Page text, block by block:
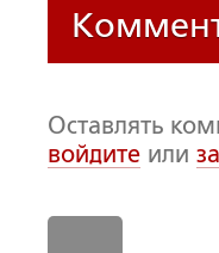
Оставлять
войдите или